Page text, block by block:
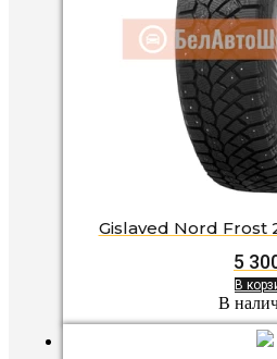
Gislaved Nord Frost
5
В
В